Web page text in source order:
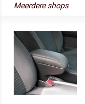
Meerdere shops